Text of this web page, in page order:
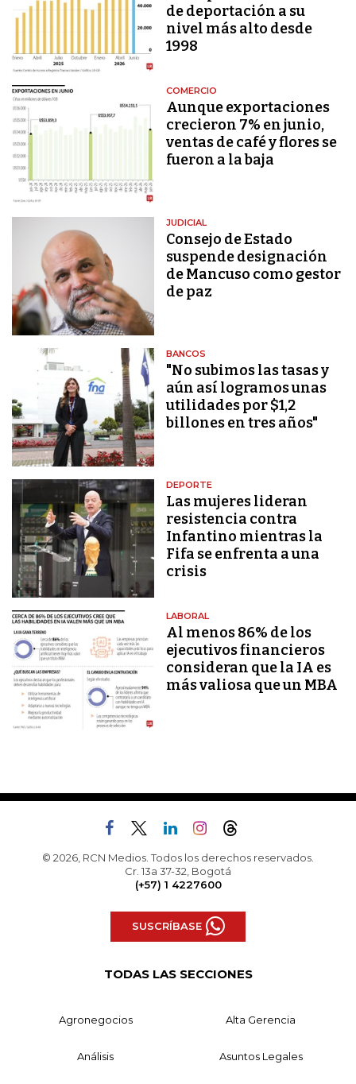
de deportación a su
nivel más alto desde
1998
COMERCIO
Aunque exportaciones
crecieron 7% en junio,
ventas de café y flores se
fueron a la baja
JUDICIAL
Consejo de Estado
suspende designación
de Mancuso como gestor
de paz
BANCOS
"No subimos las tasas y
aún así logramos unas
utilidades por $1,2
billones en tres años"
DEPORTE
Las mujeres lideran
resistencia contra
Infantino mientras la
Fifa se enfrenta a una
crisis
LABORAL
Al menos 86% de los
ejecutivos financieros
consideran que la IA es
más valiosa que un MBA
© 2026, RCN Medios. Todos los derechos reservados.
Cr. 13a 37-32, Bogotá
(+57) 1 4227600
SUSCRÍBASE
TODAS LAS SECCIONES
Agronegocios Alta Gerencia
Análisis Asuntos Legales